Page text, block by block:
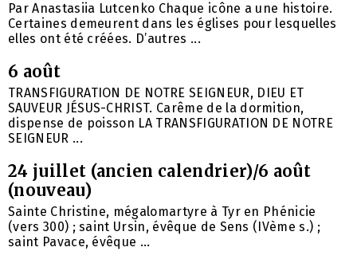
Par Anastasiia Lutcenko Chaque icône a une histoire.
Certaines demeurent dans les églises pour lesquelles
elles ont été créées. D’autres ...
6 août
TRANSFIGURATION DE NOTRE SEIGNEUR, DIEU ET
SAUVEUR JÉSUS-CHRIST. Carême de la dormition,
dispense de poisson LA TRANSFIGURATION DE NOTRE
SEIGNEUR ...
24 juillet (ancien calendrier)/6 août
(nouveau)
Sainte Christine, mégalomartyre à Tyr en Phénicie
(vers 300) ; saint Ursin, évêque de Sens (IVème s.) ;
saint Pavace, évêque ...